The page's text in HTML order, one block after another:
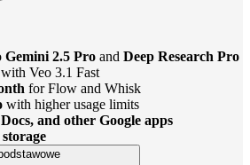
Gemini 2.5 Pro and Deep Research Pro
with Veo 3.1 Fast
for Flow and Whisk
with higher usage limits
and other Google apps